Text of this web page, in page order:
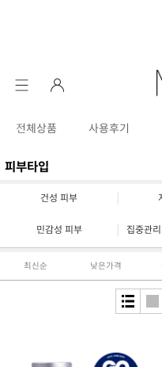
전체상품 사용후기
피부타입
건성 피부
민감성 피부 집중관
최신순 낮은가격